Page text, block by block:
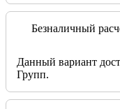
Безналичный
Данный вариант
Групп.